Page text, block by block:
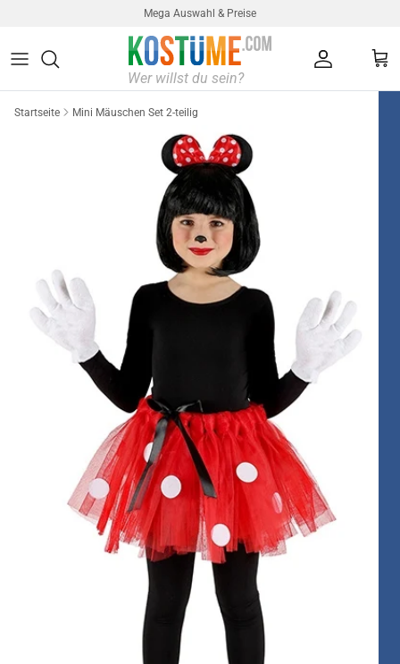
Mega Auswahl & Preise
Startseite Mini Mäuschen Set 2-teilig